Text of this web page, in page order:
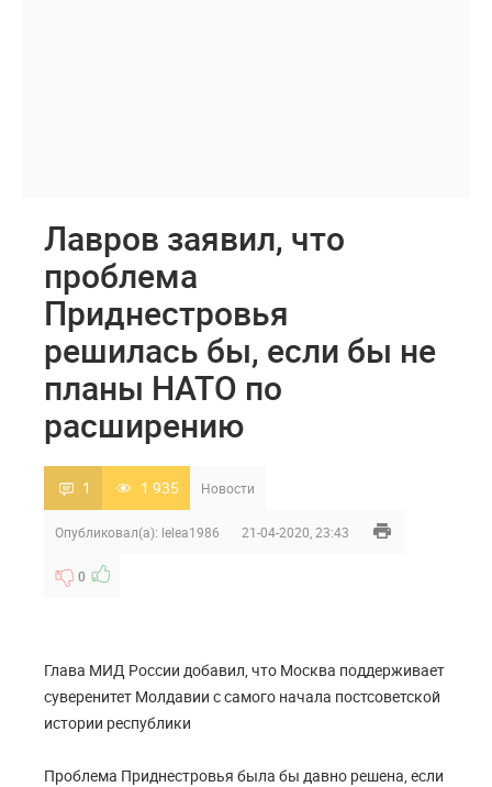
Лавров заявил, что
проблема
Приднестровья
решилась бы, если бы не
планы НАТО по
расширению
1 1 935 Новости
Опубликовал(а): lelea1986 21-04-2020, 23:43
0
Глава МИД России добавил, что Москва поддерживает
суверенитет Молдавии с самого начала постсоветской
истории республики
Проблема Приднестровья была бы давно решена, если